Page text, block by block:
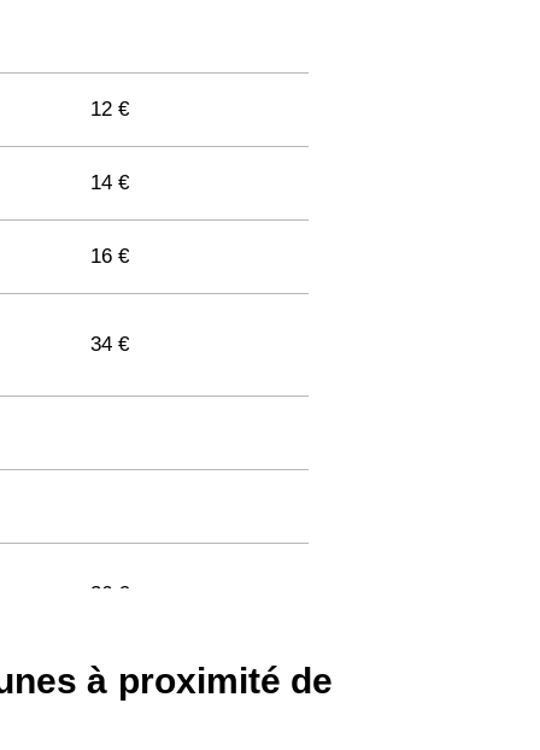
12 €
14 €
16 €
34 €
36 €
33 €
à proximité de